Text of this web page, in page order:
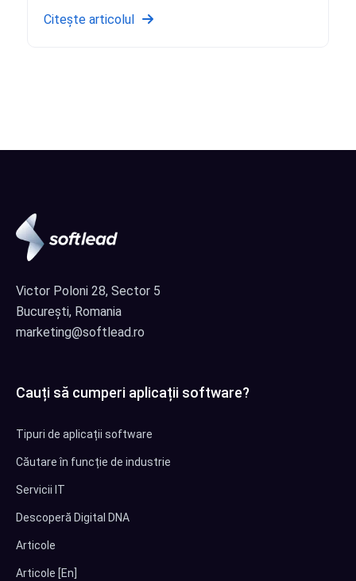
Citește articolul
Victor Poloni 28, Sector 5
București, Romania
marketing@softlead.ro
Cauți să cumperi aplicații software?
Tipuri de aplicații software
Căutare în funcție de industrie
Servicii IT
Descoperă Digital DNA
Articole
Articole [En]